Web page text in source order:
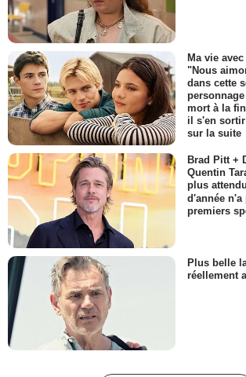
Ma vie
"Nous
dans cette
mort à la
il s'en
sur la suite
Brad Pitt +
Quentin
plus
d'année n'a
premiers
Plus belle
réellement